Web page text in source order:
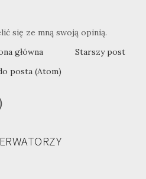
się ze mną swoją opinią.
Starszy post
główna
posta (Atom)